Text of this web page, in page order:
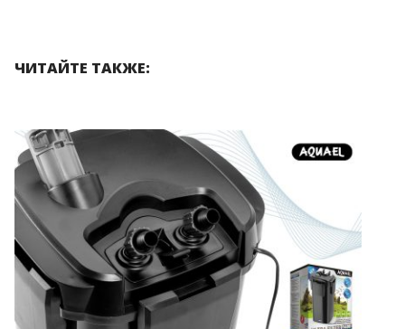
ЧИТАЙТЕ ТАКЖЕ: